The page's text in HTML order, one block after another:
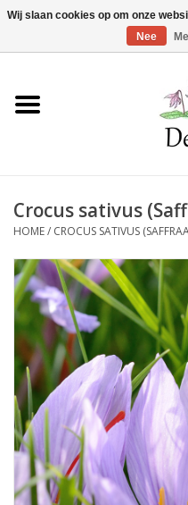
Home
Voorjaarsbloeiers
Zomerbloeiers
Herfstbloeiers
Schaduwplanten
Aanbiedingen
Bodemverbetering
Crocus sativus
HOME/ CROCUS SATIVUS
Wij slaan cookies op om onze
Nee